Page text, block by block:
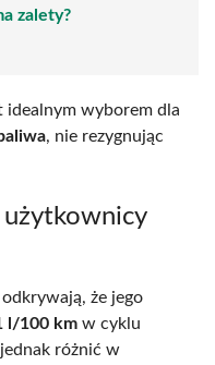
zalety?
idealnym wyborem dla
, nie rezygnując
użytkownicy
że jego
l/100 km w cyklu
różnić w